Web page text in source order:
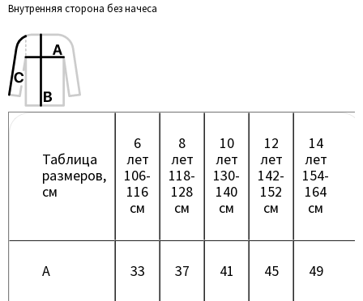
Внутренняя сторона без начеса
Таблица
размеров,
см
6
лет
106-
116
см
8
лет
118-
128
см
10
лет
130-
140
см
12
лет
142-
152
см
14
лет
154-
164
см
A 33 37 41 45 49